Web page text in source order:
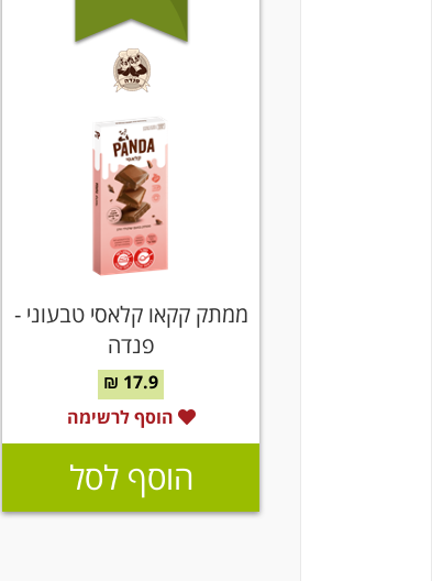
ממתק קקאו קלאסי טבעוני -
פנדה
17.9 ₪
הוסף לרשימה
הוסף לסל